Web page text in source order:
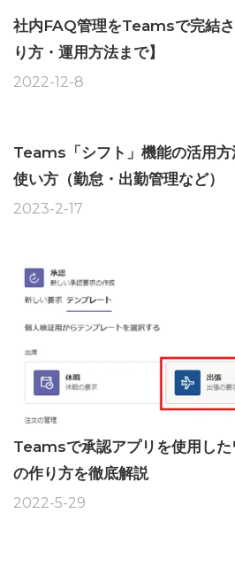
社内FAQ管理をTeamsで完結
り方・運用方法まで】
2022-12-8
Teams「シフト」機能の活用方
使い方（勤怠・出勤管理など）
2023-2-17
Teamsで承認アプリを使用した
の作り方を徹底解説
2022-5-29